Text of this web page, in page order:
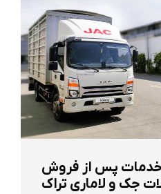
خدمات پس از فروش
جک و لاماری تراک